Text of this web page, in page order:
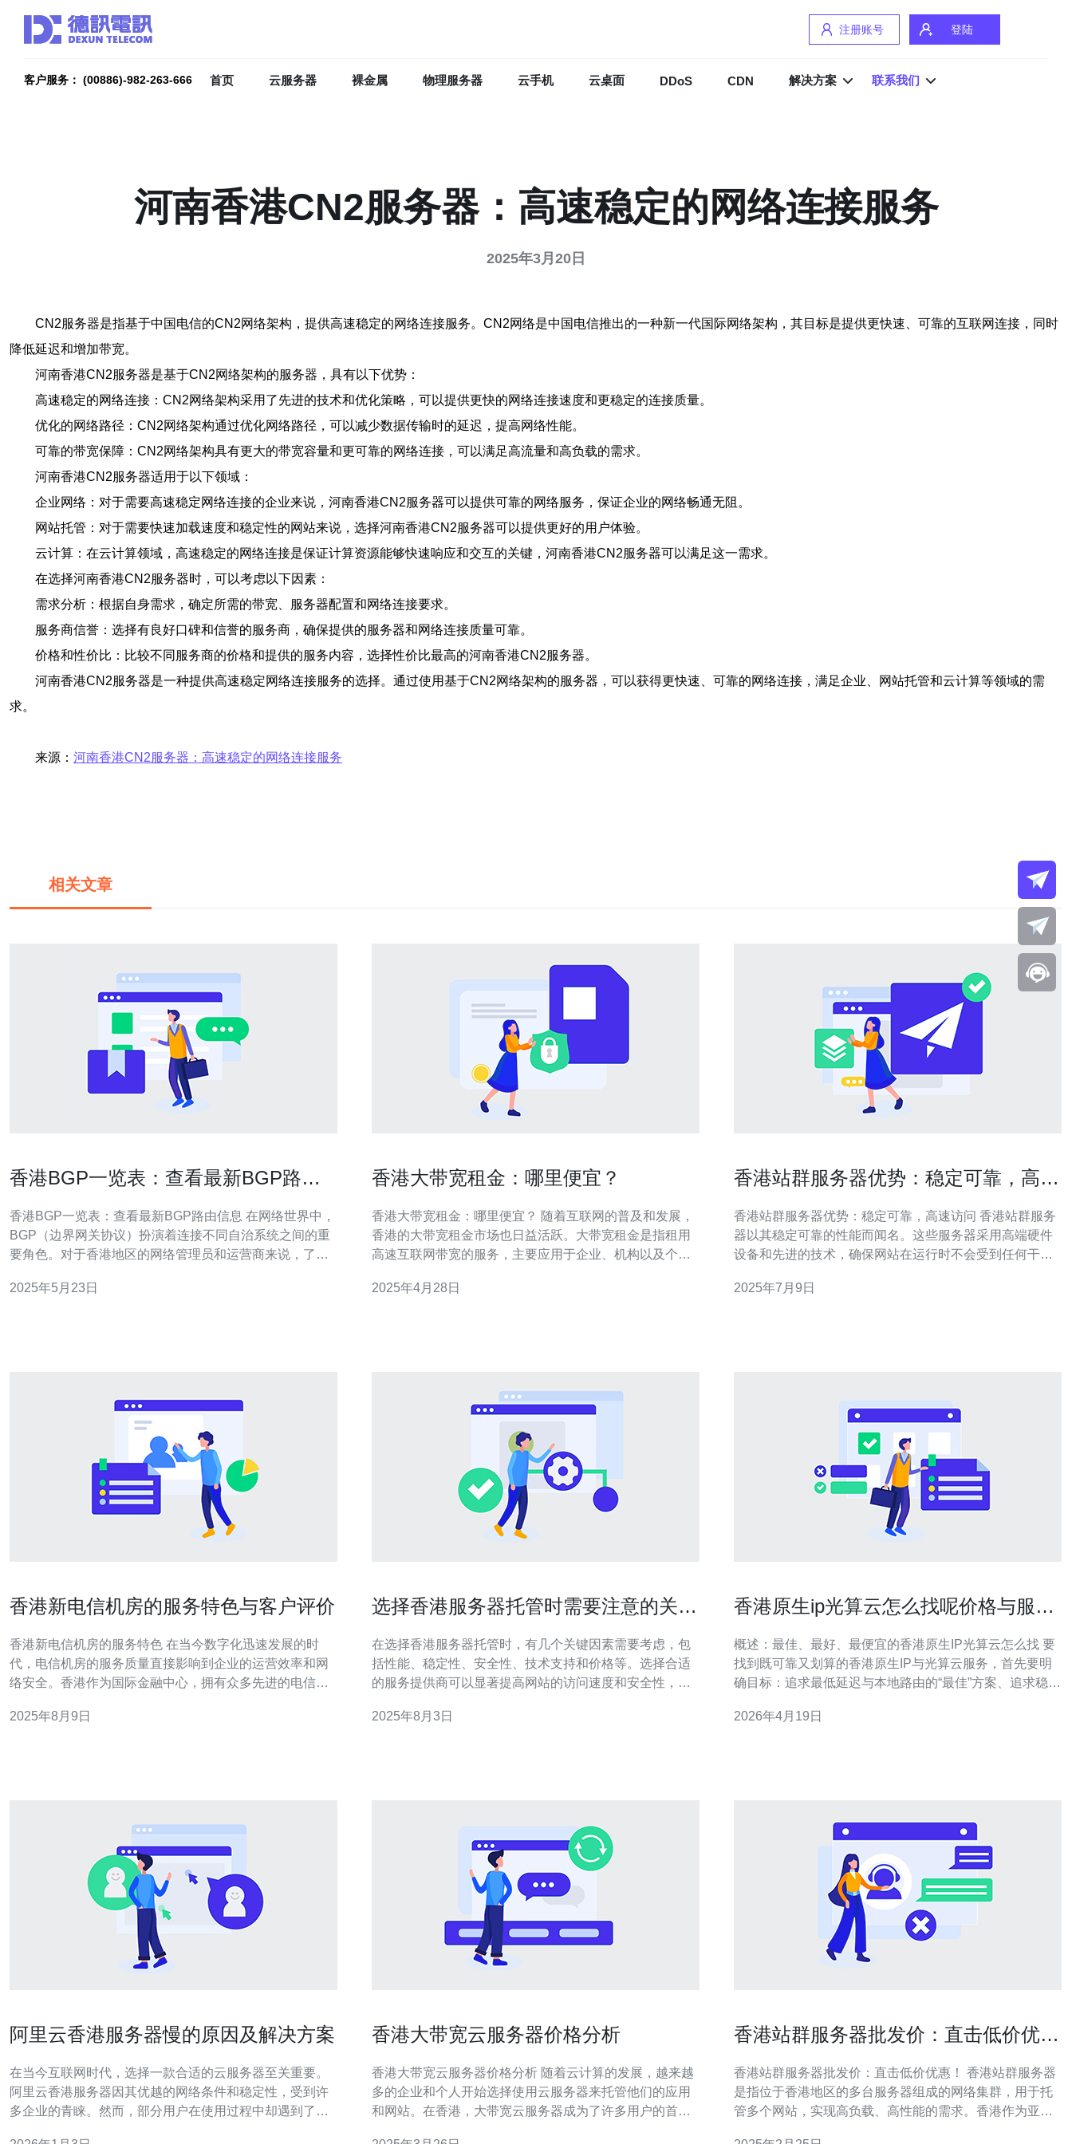
注册账号 登陆
客户服务： (00886)-982-263-666 首页 云服务器 裸金属 物理服务器 云手机 云桌面 DDoS CDN 解决方案 联系我们
河南香港CN2服务器：高速稳定的网络连接服务
2025年3月20日
CN2服务器是指基于中国电信的CN2网络架构，提供高速稳定的网络连接服务。CN2网络是中国电信推出的一种新一代国际网络架构，其目标是提供更快速、可靠的互联网连接，同时
降低延迟和增加带宽。
河南香港CN2服务器是基于CN2网络架构的服务器，具有以下优势：
高速稳定的网络连接：CN2网络架构采用了先进的技术和优化策略，可以提供更快的网络连接速度和更稳定的连接质量。
优化的网络路径：CN2网络架构通过优化网络路径，可以减少数据传输时的延迟，提高网络性能。
可靠的带宽保障：CN2网络架构具有更大的带宽容量和更可靠的网络连接，可以满足高流量和高负载的需求。
河南香港CN2服务器适用于以下领域：
企业网络：对于需要高速稳定网络连接的企业来说，河南香港CN2服务器可以提供可靠的网络服务，保证企业的网络畅通无阻。
网站托管：对于需要快速加载速度和稳定性的网站来说，选择河南香港CN2服务器可以提供更好的用户体验。
云计算：在云计算领域，高速稳定的网络连接是保证计算资源能够快速响应和交互的关键，河南香港CN2服务器可以满足这一需求。
在选择河南香港CN2服务器时，可以考虑以下因素：
需求分析：根据自身需求，确定所需的带宽、服务器配置和网络连接要求。
服务商信誉：选择有良好口碑和信誉的服务商，确保提供的服务器和网络连接质量可靠。
价格和性价比：比较不同服务商的价格和提供的服务内容，选择性价比最高的河南香港CN2服务器。
河南香港CN2服务器是一种提供高速稳定网络连接服务的选择。通过使用基于CN2网络架构的服务器，可以获得更快速、可靠的网络连接，满足企业、网站托管和云计算等领域的需
求。
来源： 河南香港CN2服务器：高速稳定的网络连接服务
相关文章
香港BGP一览表：查看最新BGP路由
香港BGP一览表：查看最新BGP路由信息 在网络世界中，
BGP（边界网关协议）扮演着连接不同自治系统之间的重
要角色。对于香港地区的网络管理员和运营商来说，了解
表，帮助您查看最新的BGP路由信息。 BGP是一种用于在
2025年5月23日
香港大带宽租金：哪里便宜？
香港大带宽租金：哪里便宜？ 随着互联网的普及和发展，
香港的大带宽租金市场也日益活跃。大带宽租金是指租用
高速互联网带宽的服务，主要应用于企业、机构以及个人
对大带宽的需求不断增加，因此，大带宽租金市场日益竞
2025年4月28日
香港站群服务器优势：稳定可靠，高速
香港站群服务器优势：稳定可靠，高速访问 香港站群服务
器以其稳定可靠的性能而闻名。这些服务器采用高端硬件
设备和先进的技术，确保网站在运行时不会受到任何干
务器都能保持稳定运行，为用户提供优质的体验。 香港站
2025年7月9日
香港新电信机房的服务特色与客户评价
香港新电信机房的服务特色 在当今数字化迅速发展的时
代，电信机房的服务质量直接影响到企业的运营效率和网
络安全。香港作为国际金融中心，拥有众多先进的电信机
务特色与客户的真实评价。 1. 高可靠性与稳定性：香港新
2025年8月9日
选择香港服务器托管时需要注意的关键
在选择香港服务器托管时，有几个关键因素需要考虑，包
括性能、稳定性、安全性、技术支持和价格等。选择合适
的服务提供商可以显著提高网站的访问速度和安全性，提
务和技术支持，成为了众多企业的首选。 性能与稳定性 性
2025年8月3日
香港原生ip光算云怎么找呢价格与服务
概述：最佳、最好、最便宜的香港原生IP光算云怎么找 要
找到既可靠又划算的香港原生IP与光算云服务，首先要明
确目标：追求最低延迟与本地路由的“最佳”方案、追求稳定
案。本文从服务器类型、带宽计费、SLA、原生IP属性与
2026年4月19日
阿里云香港服务器慢的原因及解决方案
在当今互联网时代，选择一款合适的云服务器至关重要。
阿里云香港服务器因其优越的网络条件和稳定性，受到许
多企业的青睐。然而，部分用户在使用过程中却遇到了服
香港大带宽云服务器价格分析
香港大带宽云服务器价格分析 随着云计算的发展，越来越
多的企业和个人开始选择使用云服务器来托管他们的应用
和网站。在香港，大带宽云服务器成为了许多用户的首
香港站群服务器批发价：直击低价优
香港站群服务器批发价：直击低价优惠！ 香港站群服务器
是指位于香港地区的多台服务器组成的网络集群，用于托
管多个网站，实现高负载、高性能的需求。香港作为亚洲